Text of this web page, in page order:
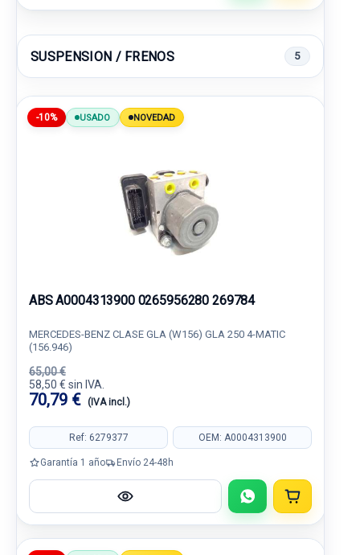
SUSPENSION / FRENOS 5
-10% USADO NOVEDAD
ABS A0004313900 0265956280 269784
MERCEDES-BENZ CLASE GLA (W156) GLA 250 4-MATIC
(156.946)
65,00 €
58,50 € sin IVA.
70,79 € (IVA incl.)
Ref: 6279377 OEM: A0004313900
Garantía 1 año Envío 24-48h